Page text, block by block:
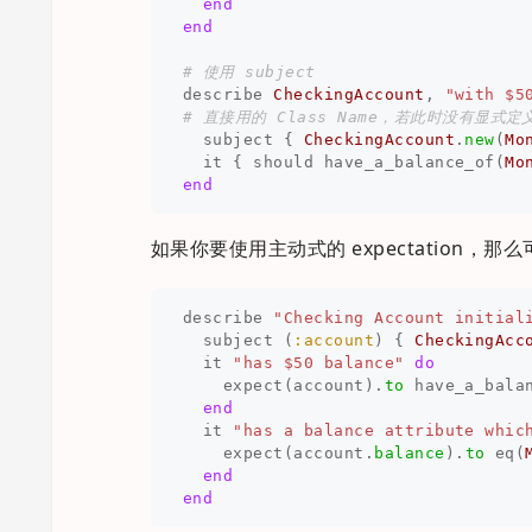
end
end
# 使用 subject
describe
CheckingAccount ,
"with
# 直接用的 Class Name，若此时没有显
subject
{ CheckingAccount . new (
it
{ should have_a_balance_of (
end
如果你要使用主动式的 expectation，那么
describe
"Checking Account
subject
( :account ) {
it
"has $50 balance"
do
expect ( account ). to
end
it
"has a balance attribute
expect ( account . balance ). to eq (
end
end